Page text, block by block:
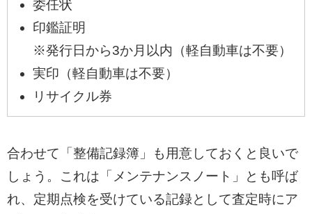
委任状
印鑑証明
※発行日から3か月以内（軽自動車は不要）
実印（軽自動車は不要）
リサイクル券
合わせて「整備記録簿」も用意しておくと良いで
しょう。これは「メンテナンスノート」とも呼ば
れ、定期点検を受けている記録として査定時にア